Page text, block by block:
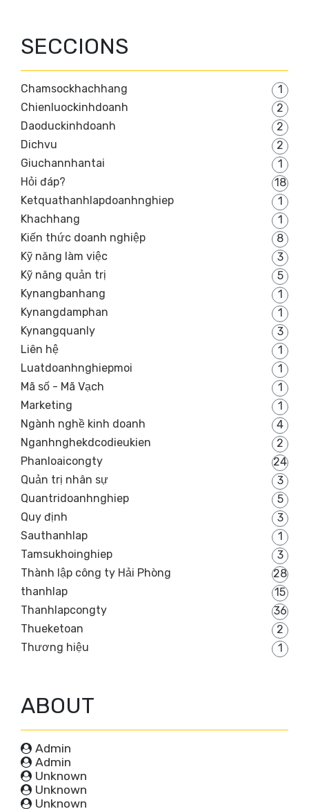
SECCIONS
Chamsockhachhang
1
Chienluockinhdoanh
2
Daoduckinhdoanh
2
Dichvu
2
Giuchannhantai
1
Hỏi đáp?
18
Ketquathanhlapdoanhnghiep
1
Khachhang
1
Kiến thức doanh nghiệp
8
Kỹ năng làm việc
3
Kỹ năng quản trị
5
Kynangbanhang
1
Kynangdamphan
1
Kynangquanly
3
Liên hệ
1
Luatdoanhnghiepmoi
1
Mã số - Mã Vạch
1
Marketing
1
Ngành nghề kinh doanh
4
Nganhnghekdcodieukien
2
Phanloaicongty
24
Quản trị nhân sự
3
Quantridoanhnghiep
5
Quy định
3
Sauthanhlap
1
Tamsukhoinghiep
3
Thành lập công ty Hải Phòng
28
thanhlap
15
Thanhlapcongty
36
Thueketoan
2
Thương hiệu
1
ABOUT
Admin
Admin
Unknown
Unknown
Unknown